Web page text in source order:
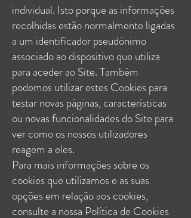
individual. Isto porque as informações
recolhidas estão normalmente ligadas
a um identificador pseudónimo
associado ao dispositivo que utiliza
para aceder ao Site. Também
podemos utilizar estes Cookies para
testar novas páginas, características
ou novas funcionalidades do Site para
ver como os nossos utilizadores
reagem a eles.
Para mais informações sobre os
cookies que utilizamos e as suas
opções em relação aos cookies,
consulte a nossa Política de Cookies